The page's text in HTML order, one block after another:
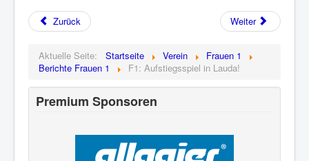
Zurück Weiter
Aktuelle Seite: Startseite Verein
Frauen 1
Berichte Frauen 1
F1: Aufstiegsspiel in Lauda!
Premium Sponsoren